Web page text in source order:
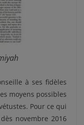
à ses fidèles
moyens possibles
Pour ce qui
novembre 2016